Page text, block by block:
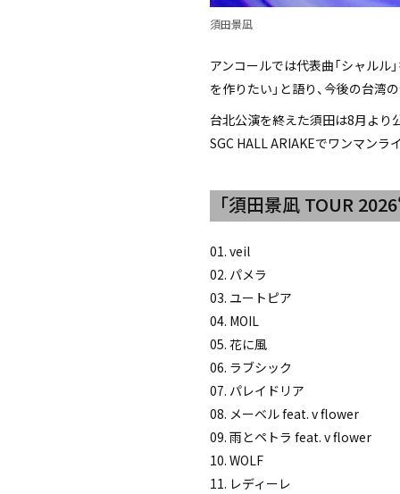
須田景凪
アンコールでは代表曲「シャル
を作りたい」と語り、今後の台湾
台北公演を終えた須田は8月より
SGC HALL ARIAKEでワンマン
「須田景凪 TOUR
01. veil
02. パメラ
03. ユートピア
04. MOIL
05. 花に風
06. ラブシック
07. パレイドリア
08. メーベル feat. v flower
09. 雨とペトラ feat. v flower
10. WOLF
11. レディーレ